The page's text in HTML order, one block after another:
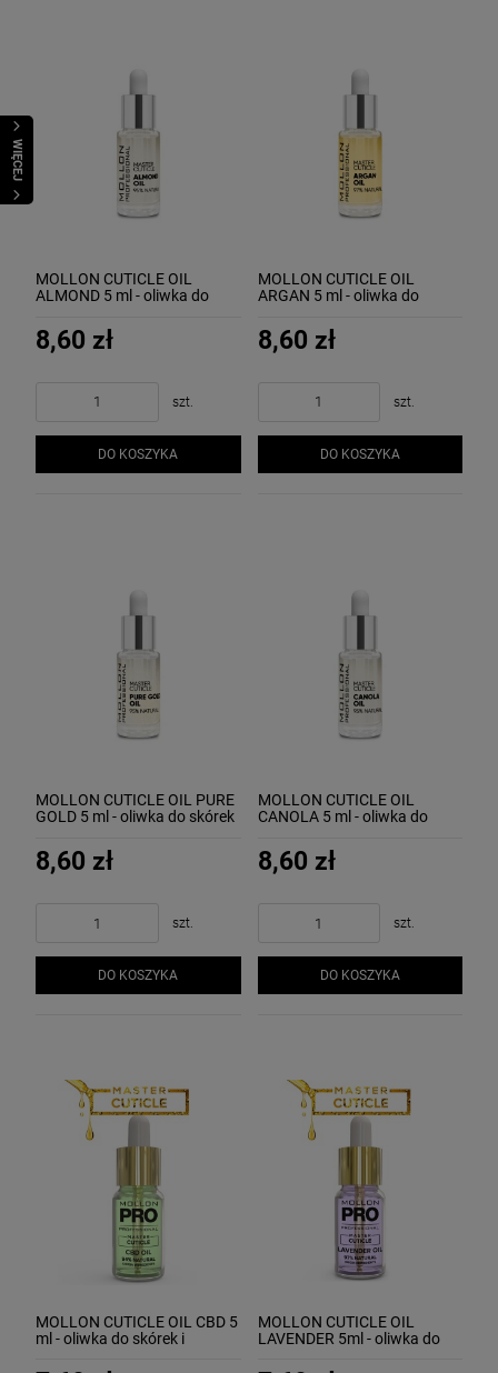
WIĘCEJ
MOLLON CUTICLE OIL
ALMOND 5 ml - oliwka do
migdałowym o zapachu
luksusowych perfum
8,60 zł
szt.
DO KOSZYKA
MOLLON CUTICLE OIL
ARGAN 5 ml - oliwka do
ekstraktem z arganu
8,60 zł
szt.
DO KOSZYKA
MOLLON CUTICLE OIL PURE
GOLD 5 ml - oliwka do skórek
8,60 zł
szt.
DO KOSZYKA
MOLLON CUTICLE OIL
CANOLA 5 ml - oliwka do
ekstraktem canola
8,60 zł
szt.
DO KOSZYKA
MOLLON CUTICLE OIL CBD 5
ml - oliwka do skórek i
MOLLON CUTICLE OIL
LAVENDER 5ml - oliwka do